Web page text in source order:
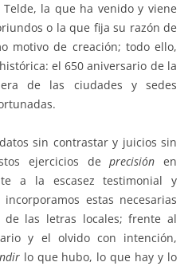
la que ha venido y viene
o la que fija su razón de
motivo de creación; todo ello,
el 650 aniversario de la
de las ciudades y sedes
sin contrastar y juicios sin
ejercicios deprecisión en
a la escasez testimonial y
estas necesarias
las letras locales; frente al
y el olvido con intención,
lo que hubo, lo que hay y lo